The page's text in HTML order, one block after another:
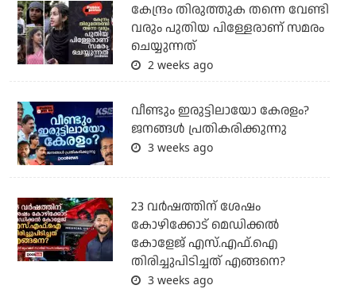
കേന്ദ്രം തിരുത്തുക തന്നെ വേണ്ടി
വരും പുതിയ പിള്ളേരാണ് സമരം
ചെയ്യുന്നത്
2 weeks ago
വീണ്ടും ഇരുട്ടിലായോ കേരളം?
ജനങ്ങൾ പ്രതികരിക്കുന്നു
3 weeks ago
23 വർഷത്തിന് ശേഷം
കോഴിക്കോട് മെഡിക്കൽ
കോളേജ് എസ്.എഫ്.ഐ
തിരിച്ചുപിടിച്ചത് എങ്ങനെ?
3 weeks ago